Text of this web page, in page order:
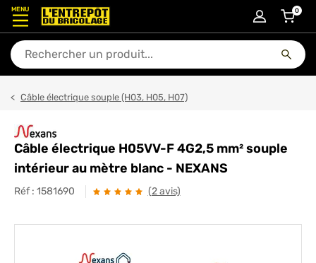
MENU
En quoi puis-je vous aider ?
0article
Câble électrique souple (H03, H05, H07)
Câble électrique H05VV-F 4G2,5 mm² souple
intérieur au mètre blanc - NEXANS
Réf : 1581690 (2 avis)